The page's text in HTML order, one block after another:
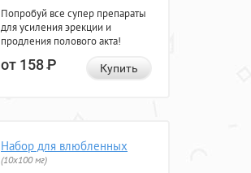
Попробуй все супер препараты
для усиления эрекции и
продления полового акта!
от 158Р Купить
Набор для влюбленных
(10х100 мг)